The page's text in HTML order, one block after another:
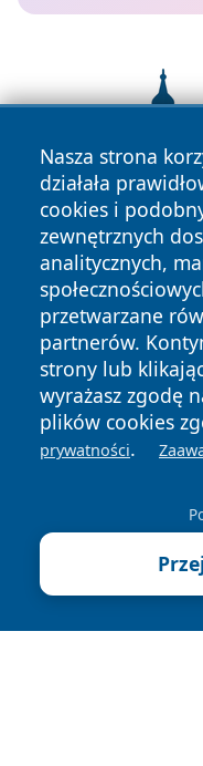
Nasza strona
działała
cookies i
zewnętrznych
analitycznych,
przetwarzane
partnerów.
strony lub
wyrażasz zgodę
plików cookies
prywatności.
Copyright © 2026
zastrzeżone.